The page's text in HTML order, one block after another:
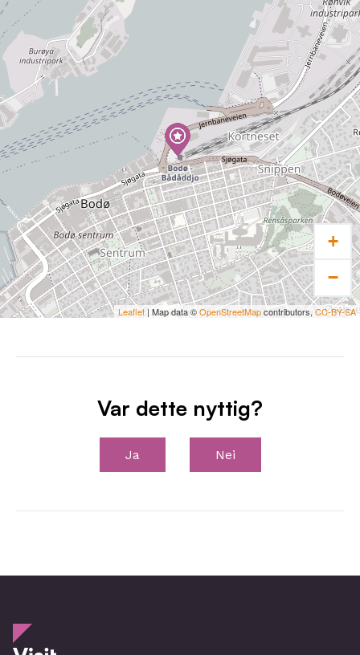
anbefaler å kle deg i vanntett jakke/bukse,
varme klær (ull/fleece), lue, hansker og gode
tursko. Vi har brodder tilgjengelig dersom det
er behov for det. Ta med dine egne brodder om
du foretrekke det.
Dette er den mest bærekraftige opplevelsen
du kan ta med dine egne føtter der du
utforsker Bodø med en engasjert privat guide.
Turen foregår på engelsk, men vi svarer gjerne
spørsmål på norsk.
Besøk vår hjemmeside for mer informasjon og
bestilling.
+
−
Leaflet | Map data ©OpenStreetMapcontributors, CC-BY-SA
Var dette nyttig?
Ja Nei